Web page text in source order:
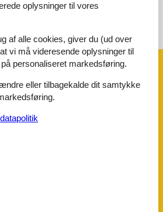
oplysninger til vores
af alle cookies, giver du (ud over
vi må videresende oplysninger til
personaliseret markedsføring.
eller tilbagekalde dit samtykke